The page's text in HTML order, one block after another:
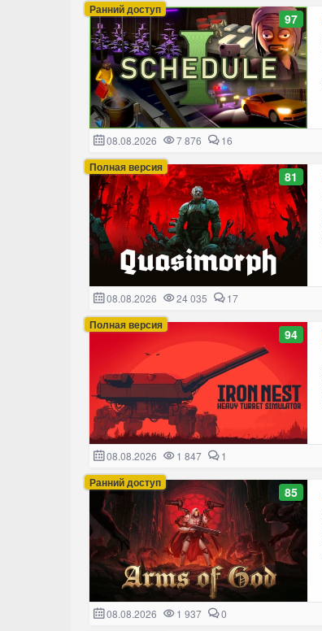
Ранний доступ
97
08.08.2026 7 876 16
Полная версия
81
08.08.2026 24 035 17
Полная версия
94
08.08.2026 1 847 1
Ранний доступ
85
08.08.2026 1 937 0